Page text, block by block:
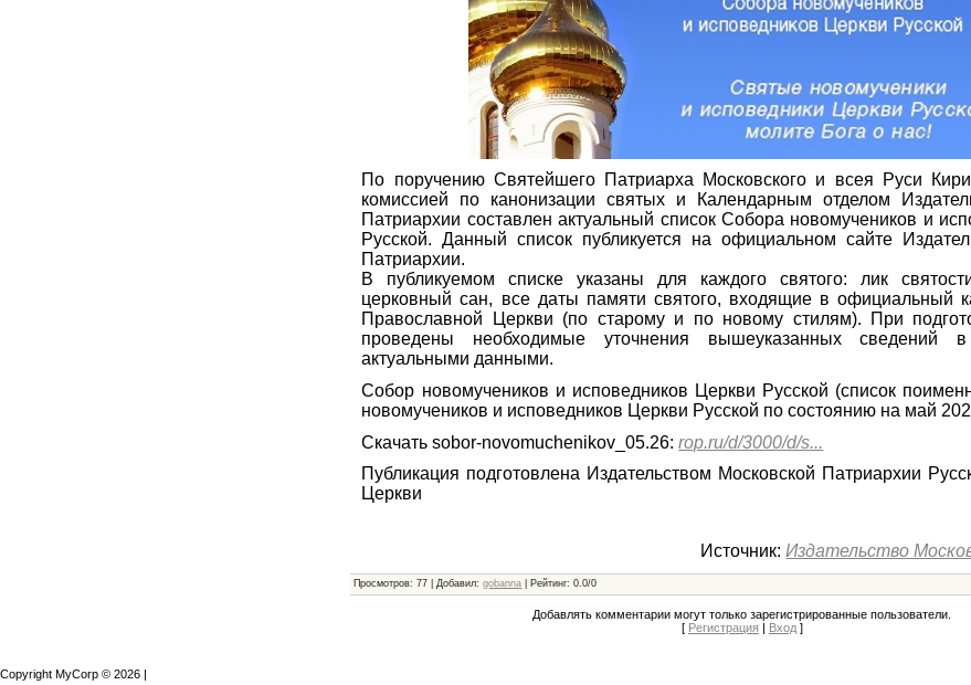
По поручению Святейшего Патриарха Московского и всея Руси
комиссией по канонизации святых и Календарным отделом
Патриархии составлен актуальный список Собора новомучеников и
Русской. Данный список публикуется на официальном сайте
Патриархии.
В публикуемом списке указаны для каждого святого: лик
церковный сан, все даты памяти святого, входящие в официальный
Православной Церкви (по старому и по новому стилям). При
проведены необходимые уточнения вышеуказанных сведений в
актуальными данными.
Собор новомучеников и исповедников Церкви Русской (список
новомучеников и исповедников Церкви Русской по состоянию на май
Скачать sobor-novomuchenikov_05.26:rop.ru/d/3000/d/s...
Публикация подготовлена Издательством Московской Патриархии
Церкви
Источник:Издательство
Просмотров: 77 Добавил: gobanna Рейтинг: 0.0/0
Добавлять комментарии могут только зарегистрированные пользователи.
[ Регистрация | Вход]
Copyright MyCorp © 2026 |